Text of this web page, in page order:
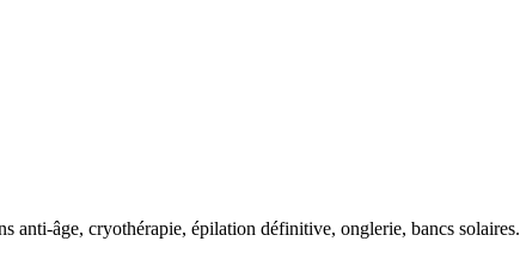
anti-âge, cryothérapie, épilation définitive, onglerie, bancs solaires.